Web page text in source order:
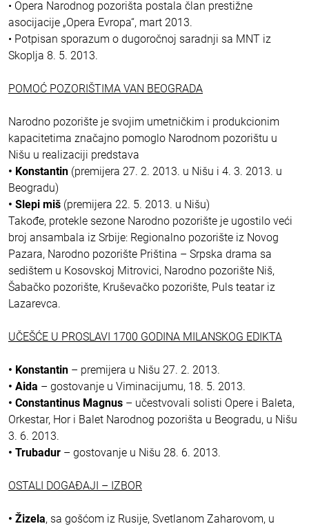
• Opera Narodnog pozorišta postala član prestižne
asocijacije „Opera Evropa“, mart 2013.
• Potpisan sporazum o dugoročnoj saradnji sa MNT iz
Skoplja 8. 5. 2013.
POMOĆ POZORIŠTIMA VAN BEOGRADA
Narodno pozorište je svojim umetničkim i produkcionim
kapacitetima značajno pomoglo Narodnom pozorištu u
Nišu u realizaciji predstava
• Konstantin (premijera 27. 2. 2013. u Nišu i 4. 3. 2013. u
Beogradu)
• Slepi miš (premijera 22. 5. 2013. u Nišu)
Takođe, protekle sezone Narodno pozorište je ugostilo veći
broj ansambala iz Srbije: Regionalno pozorište iz Novog
Pazara, Narodno pozorište Priština – Srpska drama sa
sedištem u Kosovskoj Mitrovici, Narodno pozorište Niš,
Šabačko pozorište, Kruševačko pozorište, Puls teatar iz
Lazarevca.
UČEŠĆE U PROSLAVI 1700 GODINA MILANSKOG EDIKTA
• Konstantin – premijera u Nišu 27. 2. 2013.
• Aida – gostovanje u Viminacijumu, 18. 5. 2013.
• Constantinus Magnus – učestvovali solisti Opere i Baleta,
Orkestar, Hor i Balet Narodnog pozorišta u Beogradu, u Nišu
3. 6. 2013.
• Trubadur – gostovanje u Nišu 28. 6. 2013.
OSTALI DOGAĐAJI – IZBOR
• Žizela, sa gošćom iz Rusije, Svetlanom Zaharovom, u